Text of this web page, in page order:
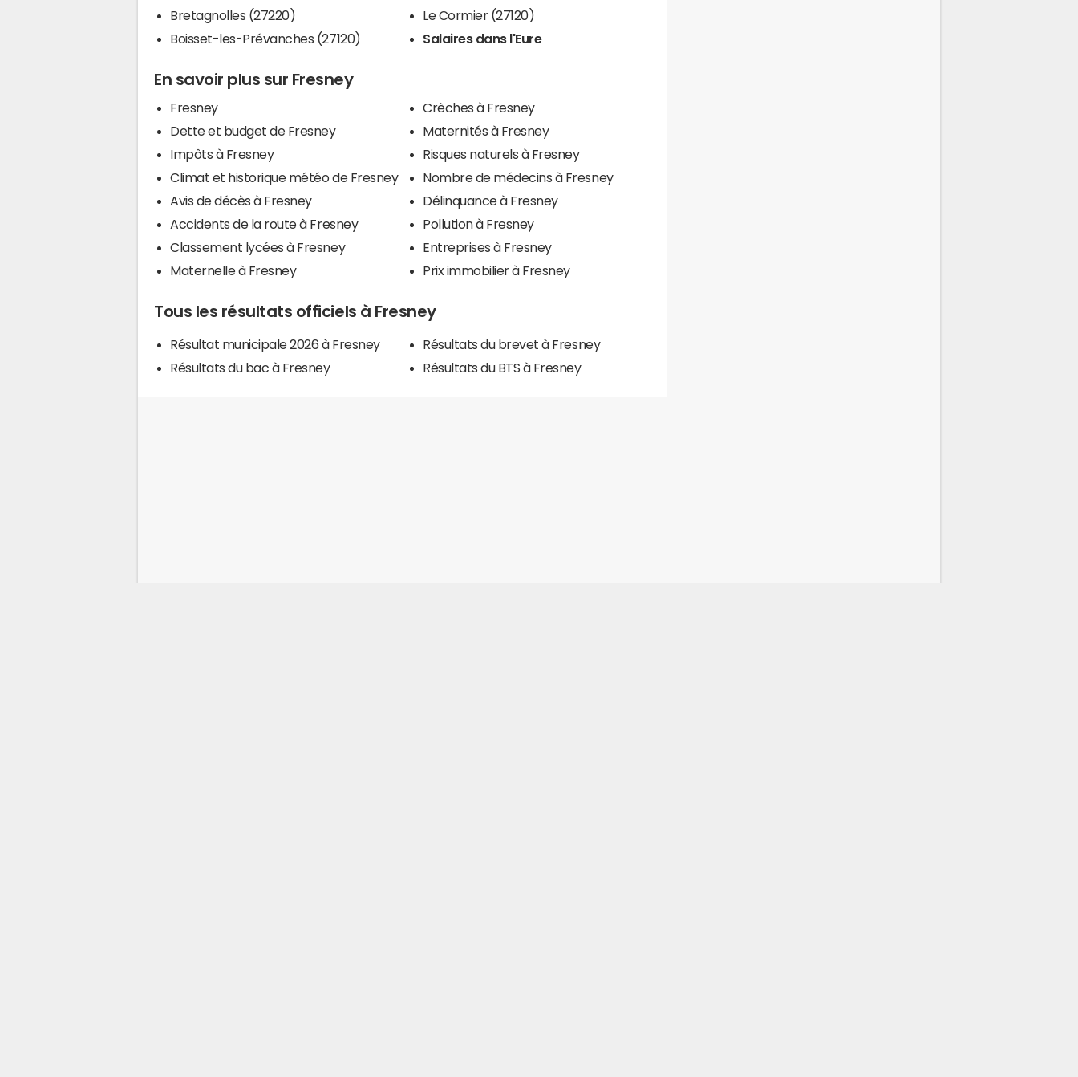
Bretagnolles (27220)
Boisset-les-Prévanches (27120)
Le Cormier (27120)
Salaires dans l'Eure
En savoir plus sur Fresney
Fresney
Dette et budget de Fresney
Impôts à Fresney
Climat et historique météo de Fresney
Avis de décès à Fresney
Accidents de la route à Fresney
Classement lycées à Fresney
Maternelle à Fresney
Crèches à Fresney
Maternités à Fresney
Risques naturels à Fresney
Nombre de médecins à Fresney
Délinquance à Fresney
Pollution à Fresney
Entreprises à Fresney
Prix immobilier à Fresney
Tous les résultats officiels à Fresney
Résultat municipale 2026 à Fresney
Résultats du bac à Fresney
Résultats du brevet à Fresney
Résultats du BTS à Fresney